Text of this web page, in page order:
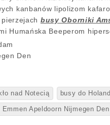
kanbanów lipolizom
busy Oborniki
Humańska Beeperom
nad Notecią busy do
Apeldoorn Nijmegen Den